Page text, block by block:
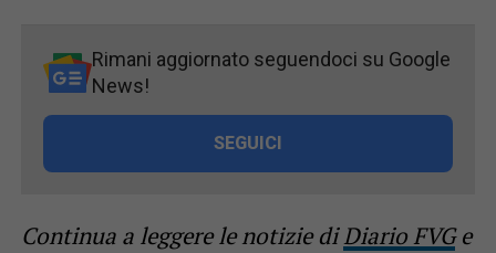
Rimani aggiornato seguendoci su Google
News!
SEGUICI
Continua a leggere le notizie diDiario FVGe